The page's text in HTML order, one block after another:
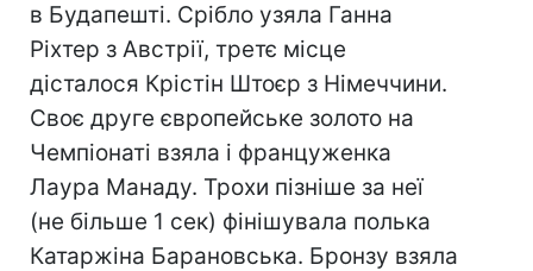
в Будапешті. Срібло узяла Ганна
Ріхтер з Австрії, третє місце
дісталося Крістін Штоєр з Німеччини.
Своє друге європейське золото на
Чемпіонаті взяла і француженка
Лаура Манаду. Трохи пізніше за неї
(не більше 1 сек) фінішувала полька
Катаржіна Барановська. Бронзу взяла